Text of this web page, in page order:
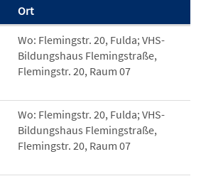
Ort
Wo: Flemingstr. 20, Fulda; VHS-
Bildungshaus Flemingstraße,
Flemingstr. 20, Raum 07
Wo: Flemingstr. 20, Fulda; VHS-
Bildungshaus Flemingstraße,
Flemingstr. 20, Raum 07